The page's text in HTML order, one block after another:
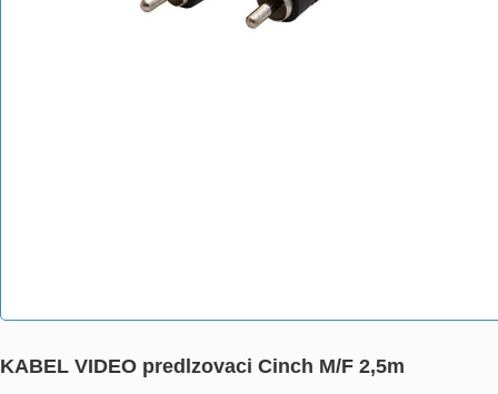
KABEL VIDEO predlzovaci Cinch M/F 2,5m